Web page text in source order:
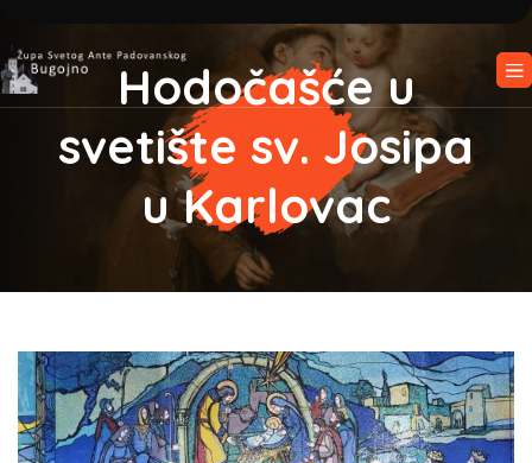
Hodočašće u
svetište sv. Josipa
u Karlovac